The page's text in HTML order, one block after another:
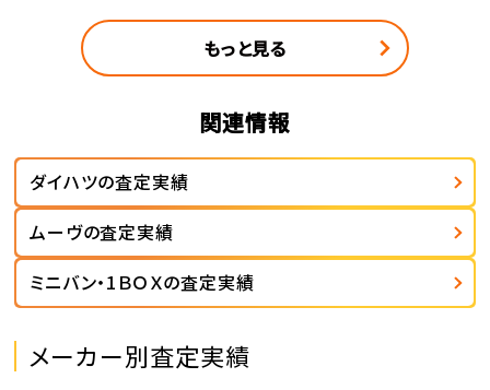
もっと見る
関連情報
ダイハツの査定実績
ムーヴの査定実績
ミニバン・1ＢＯＸの査定実績
メーカー別査定実績